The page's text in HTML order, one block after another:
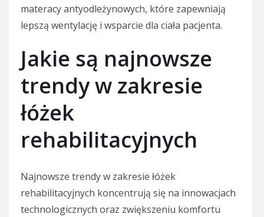
materacy antyodleżynowych, które zapewniają
lepszą wentylację i wsparcie dla ciała pacjenta.
Jakie są najnowsze
trendy w zakresie
łóżek
rehabilitacyjnych
Najnowsze trendy w zakresie łóżek
rehabilitacyjnych koncentrują się na innowacjach
technologicznych oraz zwiększeniu komfortu